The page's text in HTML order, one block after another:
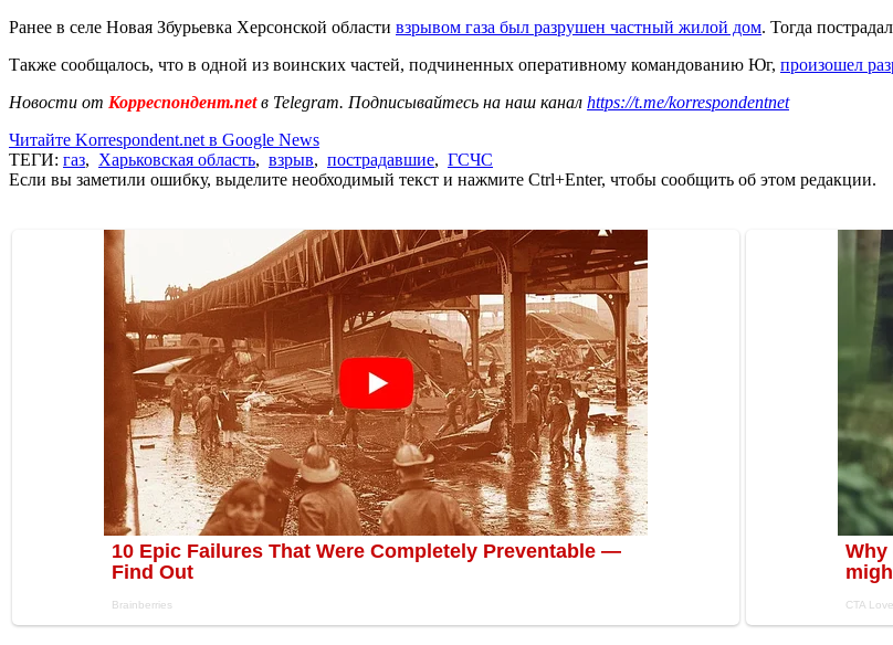
Ранее в селе Новая Збурьевка Херсонской области взрывом газа был разрушен частный жилой дом. Тогда
Также сообщалось, что в одной из воинских частей, подчиненных оперативному командованию Юг, произошел
Новости от Корреспондент.netв Telegram. Подписывайтесь на наш канал https://t.me/korrespondentnet
Читайте Korrespondent.net в Google News
ТЕГИ: газ, Харьковская область, взрыв, пострадавшие, ГСЧС
Если вы заметили ошибку, выделите необходимый текст и нажмите Ctrl+Enter, чтобы сообщить об этом редакции.